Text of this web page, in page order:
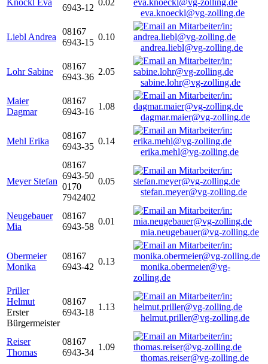
Knöckl Eva
6943-12
0.02
eva.knoeckl@vg-zolling.de
Liebl Andrea
08167
6943-15
0.10
andrea.liebl@vg-zolling.de
Lohr Sabine
08167
6943-36
2.05
sabine.lohr@vg-zolling.de
Maier
Dagmar
08167
6943-16
1.08
dagmar.maier@vg-zolling.de
Mehl Erika
08167
6943-35
0.14
erika.mehl@vg-zolling.de
Meyer Stefan
08167
6943-50
0170
7942402
0.05
stefan.meyer@vg-zolling.de
Neugebauer
Mia
08167
6943-58
0.01
mia.neugebauer@vg-zolling.de
Obermeier
Monika
08167
6943-42
0.13
monika.obermeier@vg-
zolling.de
Priller
Helmut
Erster
Bürgermeister
08167
6943-18
1.13
helmut.priller@vg-zolling.de
Reiser
Thomas
08167
6943-34
1.09
thomas.reiser@vg-zolling.de